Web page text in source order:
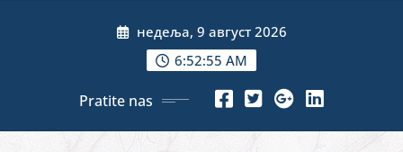
недеља, 9 август 2026
6:52:56 AM
Pratite nas